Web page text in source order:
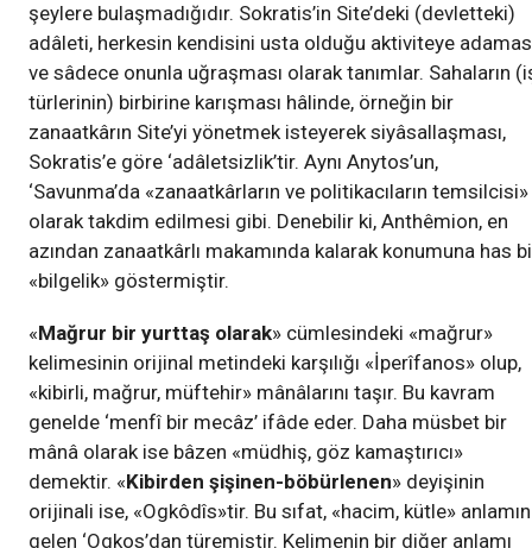
şeylere bulaşmadığıdır. Sokratis’in Site’deki (devletteki)
adâleti, herkesin kendisini usta olduğu aktiviteye
ve sâdece onunla uğraşması olarak tanımlar. Sahaların
türlerinin) birbirine karışması hâlinde, örneğin bir
zanaatkârın Site’yi yönetmek isteyerek siyâsallaşması,
Sokratis’e göre ‘adâletsizlik’tir. Aynı Anytos’un,
‘Savunma’da «zanaatkârların ve politikacıların temsilcisi»
olarak takdim edilmesi gibi. Denebilir ki, Anthêmion, en
azından zanaatkârlı makamında kalarak konumuna has
«bilgelik» göstermiştir.
«Mağrur bir yurttaş olarak» cümlesindeki «mağrur»
kelimesinin orijinal metindeki karşılığı «İperîfanos» olup,
«kibirli, mağrur, müftehir» mânâlarını taşır. Bu kavram
genelde ‘menfî bir mecâz’ ifâde eder. Daha müsbet bir
mânâ olarak ise bâzen «müdhiş, göz kamaştırıcı»
demektir. «Kibirden şişinen-böbürlenen» deyişinin
orijinali ise, «Ogkôdîs»tir. Bu sıfat, «hacim, kütle»
gelen ‘Ogkos’dan türemiştir. Kelimenin bir diğer anlamı